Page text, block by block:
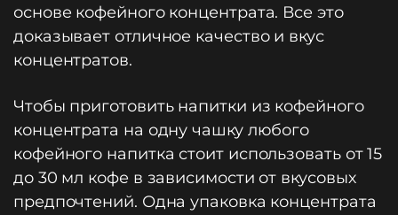
основе кофейного концентрата. Все это
доказывает отличное качество и вкус
концентратов.
Чтобы приготовить напитки из кофейного
концентрата на одну чашку любого
кофейного напитка стоит использовать от 15
до 30 мл кофе в зависимости от вкусовых
предпочтений. Одна упаковка концентрата